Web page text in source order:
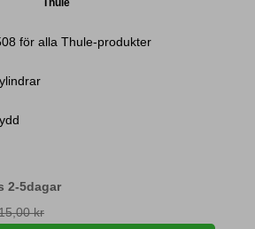
för alla Thule-produkter
2-5dagar
kr